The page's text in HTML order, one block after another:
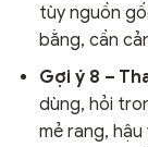
tùy nguồn
bằng, cần
Gợi ý 8 –
dùng, hỏi
mẻ rang,